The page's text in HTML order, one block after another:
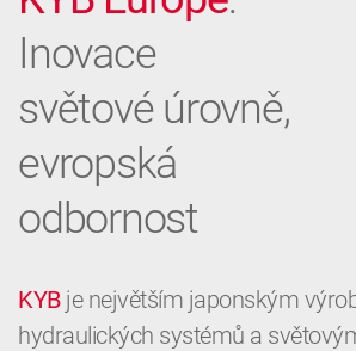
Inovace
světové úrovně,
evropská
odbornost
KYBje největším japonským
hydraulických systémů a